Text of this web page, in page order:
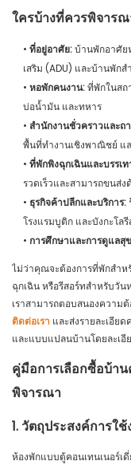
ใครบ้างที่ควรพิจาร
•ที่อยู่อาศัย:บ้านพักอาศัย
เสริม (ADU) และบ้านพักส
•หอพักคนงาน:ที่พักในสถ
บ่อน้ำมัน และทหาร
• สำนักงานชั่วคราวและถ
พื้นที่ทำงานเชิงพาณิชย์ แ
•ที่พักพิงฉุกเฉินและบรรเ
รวดเร็วและสามารถขนส่
• ธุรกิจค้าปลีกและบริการ:
โรงแรมบูติก และบังกะโลรี
•การศึกษาและการดูแลสุ
ไม่ว่าคุณจะต้องการที่พักสำ
ฉุกเฉิน หรือรีสอร์ทสำหรับวั
เราสามารถตอบสนองความ
ติดต่อเรา และส่งรายละเอีย
และแบบแปลนบ้านโดยละเอี
คู่มือการเลือกซื้อบ้าน
พิจารณา
1. วัตถุประสงค์การใ
ห้องพักแบบตู้คอนเทนเนอร์เ